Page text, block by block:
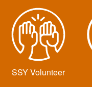
SSY Volunteer